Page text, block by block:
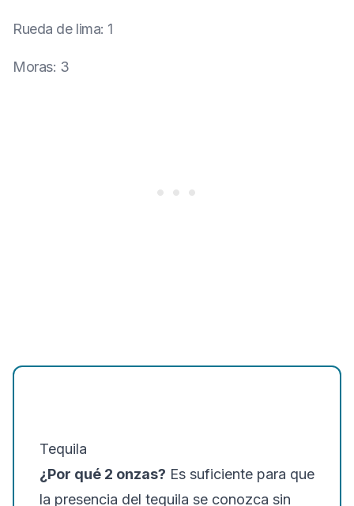
Rueda de lima: 1
Moras: 3
Tequila
¿Por qué 2 onzas? Es suficiente para que
la presencia del tequila se conozca sin